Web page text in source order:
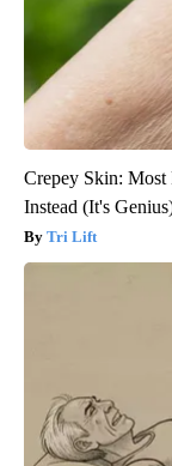
Crepey Skin: Most
Instead (It's
Tri Lift